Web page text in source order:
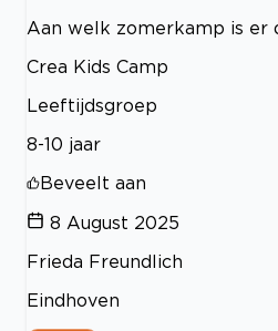
Aan welk zomerkamp is er
Crea Kids Camp
Leeftijdsgroep
8-10 jaar
Beveelt aan
8 August 2025
Frieda Freundlich
Eindhoven